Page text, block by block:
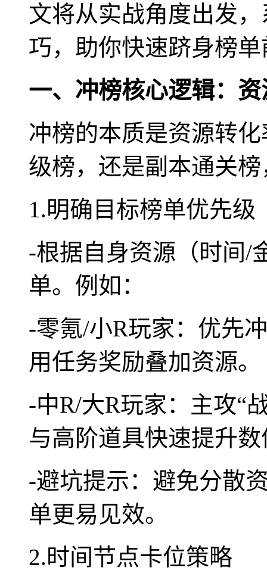
文将从实战角度出发
巧，助你快速跻身榜
一、冲榜核心逻辑：
冲榜的本质是资源转
级榜，还是副本通关
1.明确目标榜单优先级
-根据自身资源（时间/
单。例如：
-零氪/小R玩家：优先
用任务奖励叠加资源。
-中R/大R玩家：主攻“
与高阶道具快速提升数
-避坑提示：避免分散
单更易见效。
2.时间节点卡位策略